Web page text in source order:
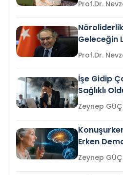
Geleceğin
İşe Gidip
Sağlıklı
Gelir mi?Zeynep
Erken
mi?
Zeynep